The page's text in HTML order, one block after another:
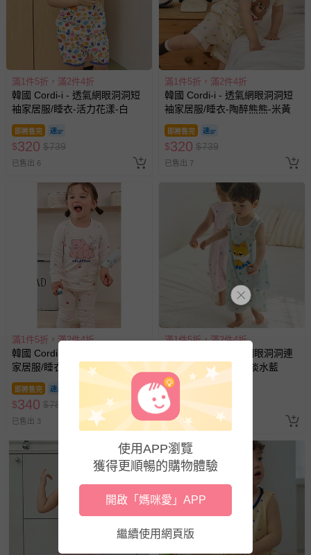
滿1件5折，滿2件4折
韓國 Cordi-i - 透氣網眼洞洞短
袖家居服/睡衣-活力花漾-白
即將售完
$320 $739
已售出 6
滿1件5折，滿2件4折
韓國 Cordi-i - 透氣網眼洞洞短
袖家居服/睡衣-陶醉熊熊-米黃
即將售完
$320 $739
已售出 7
滿1件5折，滿2件4折
韓國 Cordi-i - 輕柔棉彈性長袖
家居服/睡衣-貪睡粉紅豬-白
即將售完
$340 $780
已售出 3
滿1件5折，滿2件4折
韓國 Cordi-i - 透氣網眼洞洞連
身防踢被-害羞貓咪-淡水藍
即將售完
$330 759
已售出 9
使用APP瀏覽
獲得更順暢的購物體驗
開啟「媽咪愛」APP
繼續使用網頁版